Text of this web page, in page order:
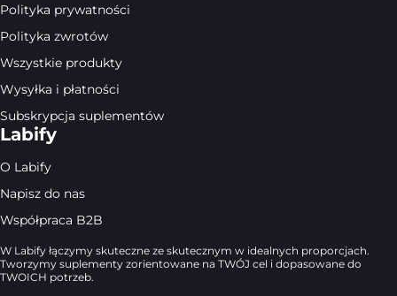
Polityka prywatności
Polityka zwrotów
Wszystkie produkty
Wysyłka i płatności
Subskrypcja suplementów
Labify
O Labify
Napisz do nas
Współpraca B2B
W Labify łączymy skuteczne ze skutecznym w idealnych proporcjach.
Tworzymy suplementy zorientowane na TWÓJ cel i dopasowane do
TWOICH potrzeb.